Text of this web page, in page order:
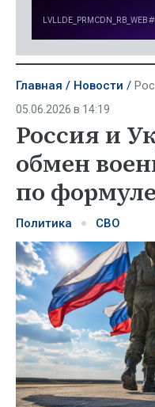
Главная Новости Россия
05.06.2026 в 14:19
Россия и
обмен
по
Политика СВО